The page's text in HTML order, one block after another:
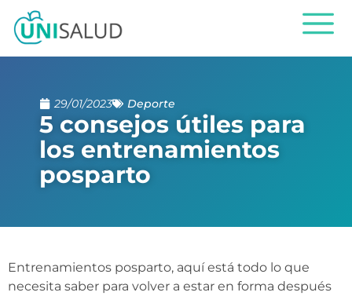
29/01/2023 Deporte
5 consejos útiles para
los entrenamientos
posparto
Entrenamientos posparto, aquí está todo lo que
necesita saber para volver a estar en forma después